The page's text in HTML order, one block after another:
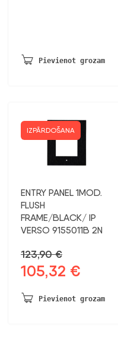
Pievienot grozam
IZPĀRDOŠANA
ENTRY PANEL 1MOD.
FLUSH
FRAME/BLACK/ IP
VERSO 9155011B 2N
123,90€
Sākotnējā
bija:
105,32 €
ir:
Pievienot grozam